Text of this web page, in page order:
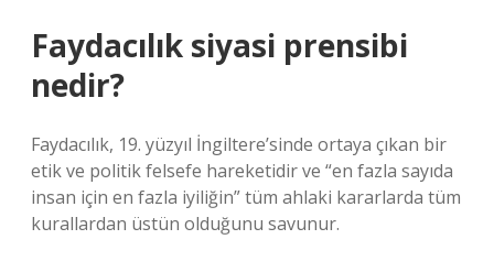
Faydacılık siyasi prensibi
nedir?
Faydacılık, 19. yüzyıl İngiltere’sinde ortaya çıkan bir
etik ve politik felsefe hareketidir ve “en fazla sayıda
insan için en fazla iyiliğin” tüm ahlaki kararlarda tüm
kurallardan üstün olduğunu savunur.